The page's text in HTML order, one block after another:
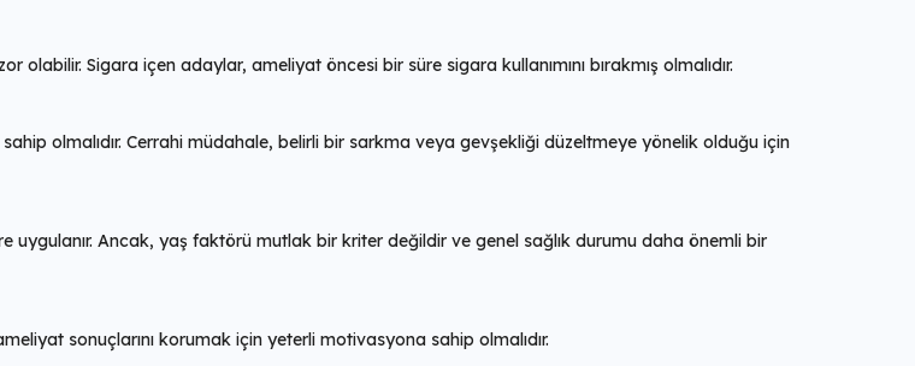
Sigara içen adaylar, ameliyat öncesi bir süre sigara kullanımını bırakmış olmalıdır.
olmalıdır. Cerrahi müdahale, belirli bir sarkma veya gevşekliği düzeltmeye yönelik olduğu için
Ancak, yaş faktörü mutlak bir kriter değildir ve genel sağlık durumu daha önemli bir
sonuçlarını korumak için yeterli motivasyona sahip olmalıdır.